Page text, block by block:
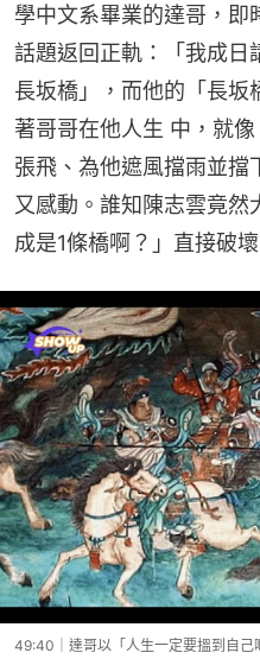
學中文系畢業的達哥，即
話題返回正軌：「我成日
長坂橋」，而他的「長坂
著哥哥在他人生 中，就
張飛、為他遮風擋雨並擋
又感動。誰知陳志雲竟然
成是1條橋啊？」直接破
49:40｜達哥以「人生一定要搵到自己